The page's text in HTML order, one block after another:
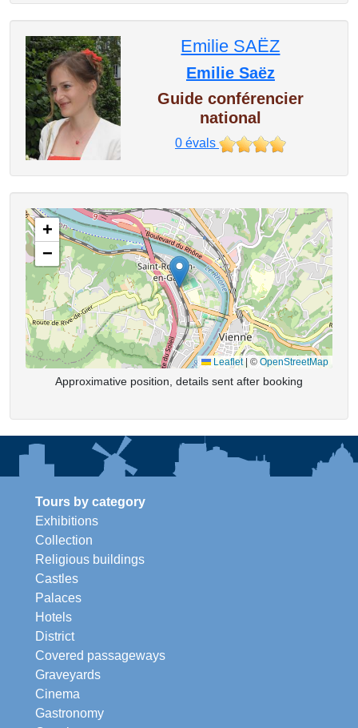
Emilie SAËZ
Emilie Saëz
Guide conférencier
national
0évals
+
−
Leaflet © OpenStreetMap
Approximative position, details sent after booking
Tours by category
Exhibitions
Collection
Religious buildings
Castles
Palaces
Hotels
District
Covered passageways
Graveyards
Cinema
Gastronomy